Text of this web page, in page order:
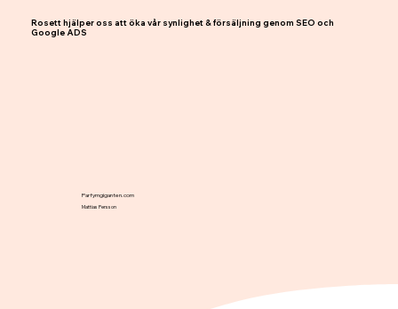
Rosett hjälper oss att öka vår synlighet & försäljning genom SEO och
Google ADS
Parfymgiganten.com
Mattias Persson